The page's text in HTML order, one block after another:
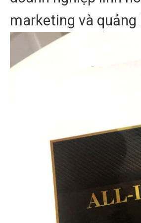
marketing và